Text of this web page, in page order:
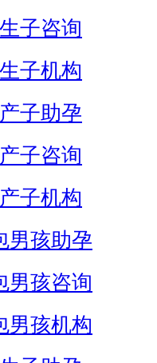
子咨询
子机构
子助孕
子咨询
子机构
男孩助孕
男孩咨询
男孩机构